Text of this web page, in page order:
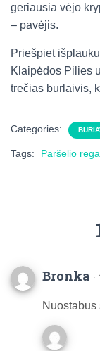
geriausia vėjo
– pavėjis.
Priešpiet
Klaipėdos Pilies
trečias burlaivis,
Categories:
Tags: Paršelio
Bronka